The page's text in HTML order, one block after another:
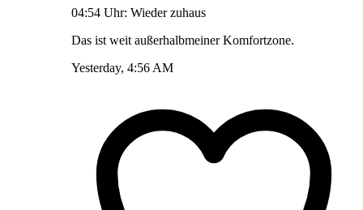
04:54 Uhr: Wieder zuhaus
Das ist weit außerhalbmeiner Komfortzone.
Yesterday, 4:56 AM